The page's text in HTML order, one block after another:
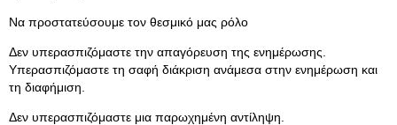
Να προστατεύσουμε τον θεσμικό μας ρόλο
Δεν υπερασπιζόμαστε την απαγόρευση της ενημέρωσης.
Υπερασπιζόμαστε τη σαφή διάκριση ανάμεσα στην ενημέρωση και
τη διαφήμιση.
Δεν υπερασπιζόμαστε μια παρωχημένη αντίληψη.